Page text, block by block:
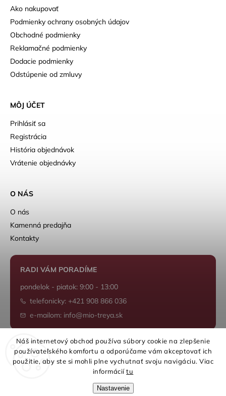
Náš internetový obchod používa súbory cookie na zlepšenie
používateľského komfortu a odporúčame vám akceptovať ich
použitie, aby ste si mohli plne vychutnať svoju navigáciu. Viac
informáciítu
Nastavenie
Ako nakupovať
Podmienky ochrany osobných údajov
Obchodné podmienky
Reklamačné podmienky
Dodacie podmienky
Odstúpenie od zmluvy
MÔJ ÚČET
Prihlásiť sa
Registrácia
História objednávok
Vrátenie objednávky
O NÁS
O nás
Kamenná predajňa
Kontakty
RADI VÁM PORADÍME
pondelok - piatok: 9:00 - 13:00
telefonicky: +421 908 866 036
e-mailom: info@mio-treya.sk
Shoptet.sk